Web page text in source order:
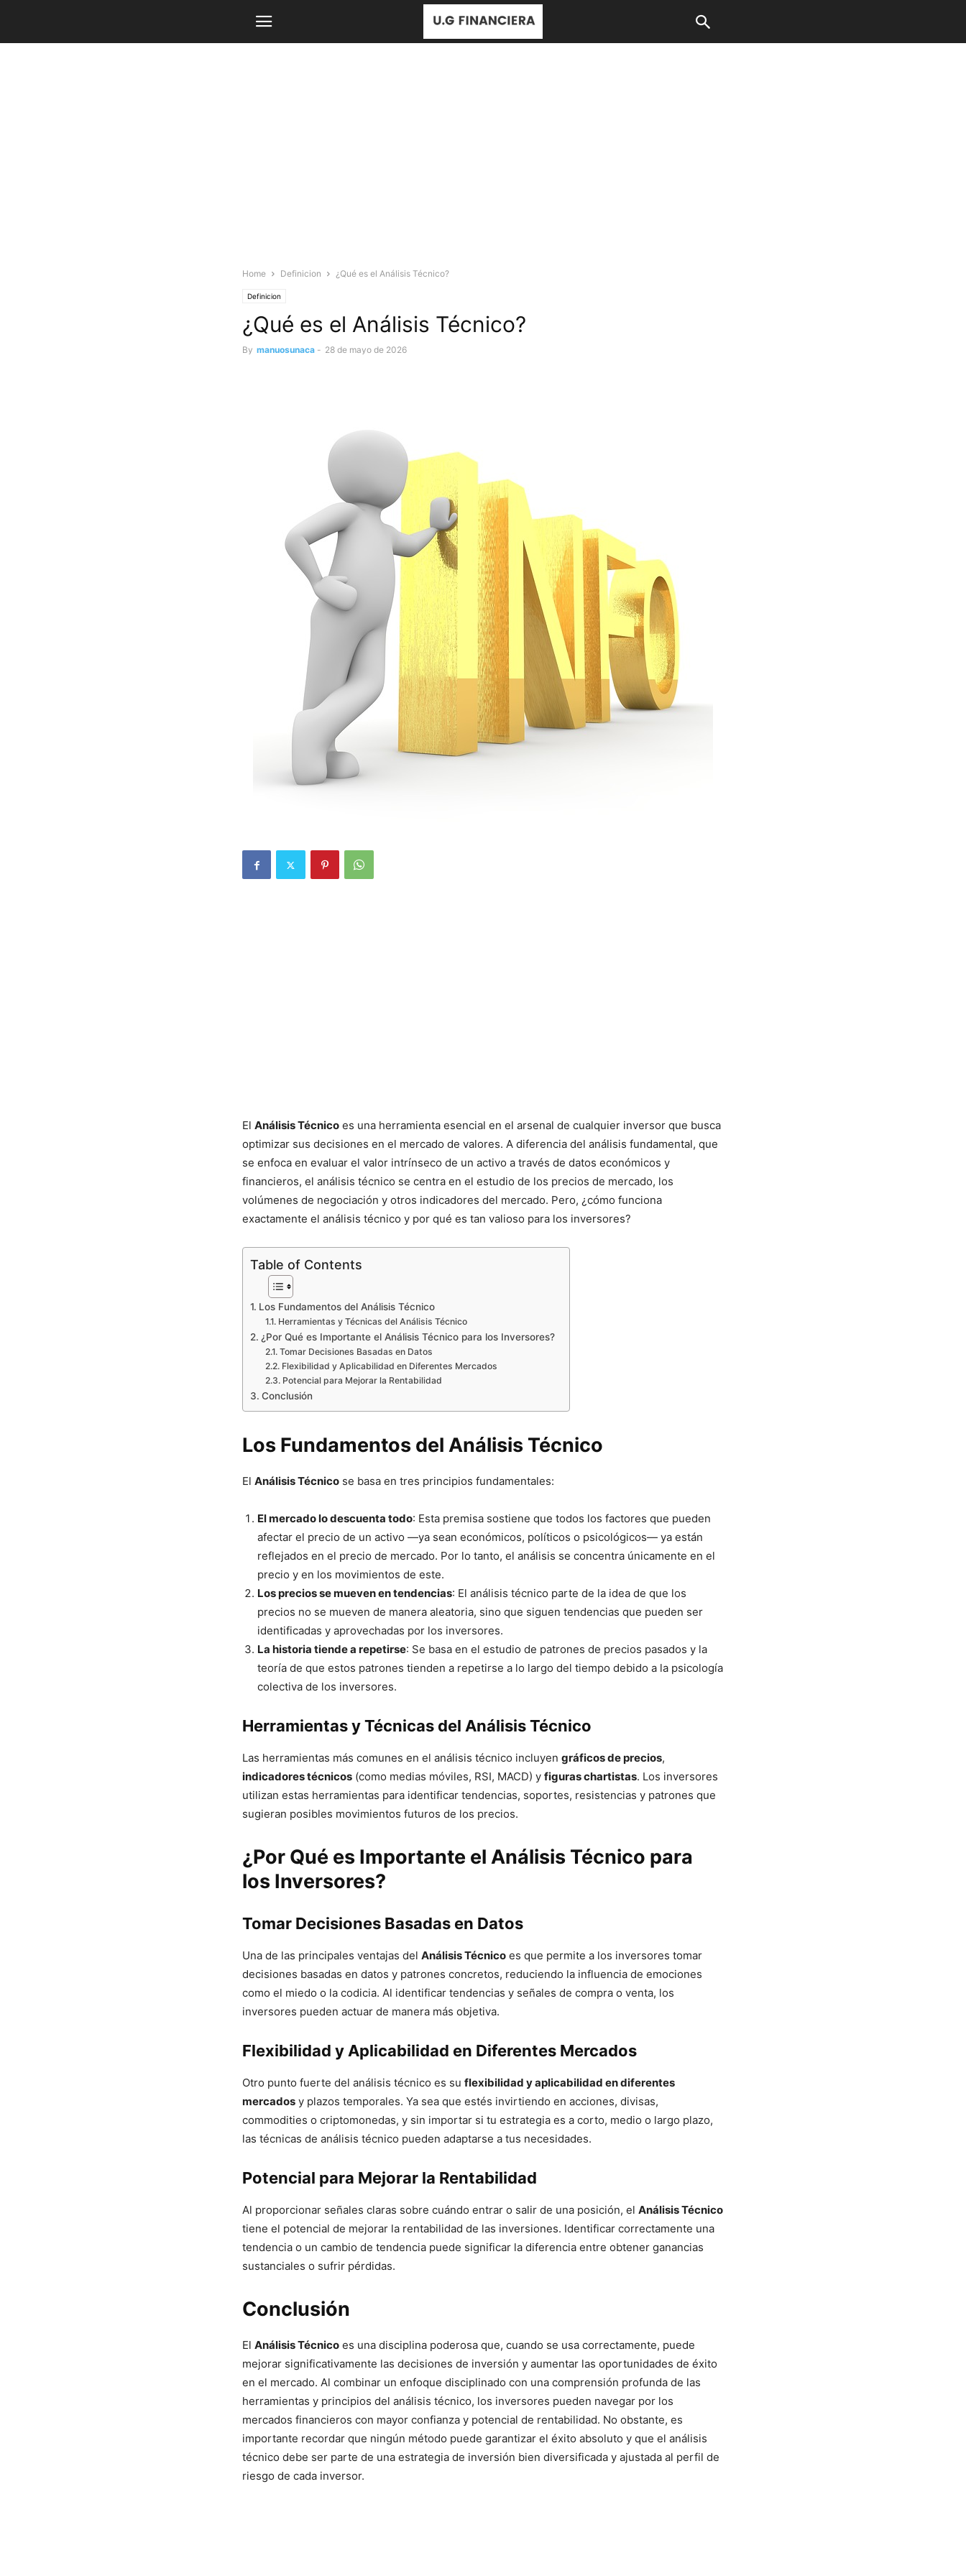
Home Definicion ¿Qué es el Análisis Técnico?
Definicion
¿Qué es el Análisis Técnico?
By manuosunaca - 28 de mayo de 2026
El Análisis Técnico es una herramienta esencial en el arsenal de cualquier inversor que busca
optimizar sus decisiones en el mercado de valores. A diferencia del análisis fundamental, que
se enfoca en evaluar el valor intrínseco de un activo a través de datos económicos y
financieros, el análisis técnico se centra en el estudio de los precios de mercado, los
volúmenes de negociación y otros indicadores del mercado. Pero, ¿cómo funciona
exactamente el análisis técnico y por qué es tan valioso para los inversores?
Table of Contents
Los Fundamentos del Análisis Técnico
Herramientas y Técnicas del Análisis Técnico
¿Por Qué es Importante el Análisis Técnico para los Inversores?
Tomar Decisiones Basadas en Datos
Flexibilidad y Aplicabilidad en Diferentes Mercados
Potencial para Mejorar la Rentabilidad
Conclusión
Los Fundamentos del Análisis Técnico
El Análisis Técnico se basa en tres principios fundamentales:
El mercado lo descuenta todo: Esta premisa sostiene que todos los factores que pueden
afectar el precio de un activo —ya sean económicos, políticos o psicológicos— ya están
reflejados en el precio de mercado. Por lo tanto, el análisis se concentra únicamente en el
precio y en los movimientos de este.
Los precios se mueven en tendencias: El análisis técnico parte de la idea de que los
precios no se mueven de manera aleatoria, sino que siguen tendencias que pueden ser
identificadas y aprovechadas por los inversores.
La historia tiende a repetirse: Se basa en el estudio de patrones de precios pasados y la
teoría de que estos patrones tienden a repetirse a lo largo del tiempo debido a la psicología
colectiva de los inversores.
Herramientas y Técnicas del Análisis Técnico
Las herramientas más comunes en el análisis técnico incluyen gráficos de precios,
indicadores técnicos (como medias móviles, RSI, MACD) y figuras chartistas. Los inversores
utilizan estas herramientas para identificar tendencias, soportes, resistencias y patrones que
sugieran posibles movimientos futuros de los precios.
¿Por Qué es Importante el Análisis Técnico para
los Inversores?
Tomar Decisiones Basadas en Datos
Una de las principales ventajas del Análisis Técnico es que permite a los inversores tomar
decisiones basadas en datos y patrones concretos, reduciendo la influencia de emociones
como el miedo o la codicia. Al identificar tendencias y señales de compra o venta, los
inversores pueden actuar de manera más objetiva.
Flexibilidad y Aplicabilidad en Diferentes Mercados
Otro punto fuerte del análisis técnico es su flexibilidad y aplicabilidad en diferentes
mercados y plazos temporales. Ya sea que estés invirtiendo en acciones, divisas,
commodities o criptomonedas, y sin importar si tu estrategia es a corto, medio o largo plazo,
las técnicas de análisis técnico pueden adaptarse a tus necesidades.
Potencial para Mejorar la Rentabilidad
Al proporcionar señales claras sobre cuándo entrar o salir de una posición, el Análisis Técnico
tiene el potencial de mejorar la rentabilidad de las inversiones. Identificar correctamente una
tendencia o un cambio de tendencia puede significar la diferencia entre obtener ganancias
sustanciales o sufrir pérdidas.
Conclusión
El Análisis Técnico es una disciplina poderosa que, cuando se usa correctamente, puede
mejorar significativamente las decisiones de inversión y aumentar las oportunidades de éxito
en el mercado. Al combinar un enfoque disciplinado con una comprensión profunda de las
herramientas y principios del análisis técnico, los inversores pueden navegar por los
mercados financieros con mayor confianza y potencial de rentabilidad. No obstante, es
importante recordar que ningún método puede garantizar el éxito absoluto y que el análisis
técnico debe ser parte de una estrategia de inversión bien diversificada y ajustada al perfil de
riesgo de cada inversor.